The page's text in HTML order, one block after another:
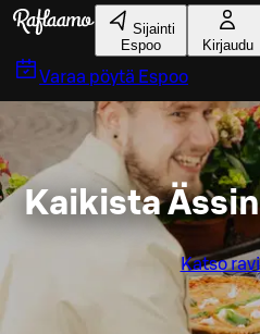
Siirry pääsisältöön
Sijainti
Espoo
Kirjaudu
Varaa pöytä Espoo
Kaikista
Katso